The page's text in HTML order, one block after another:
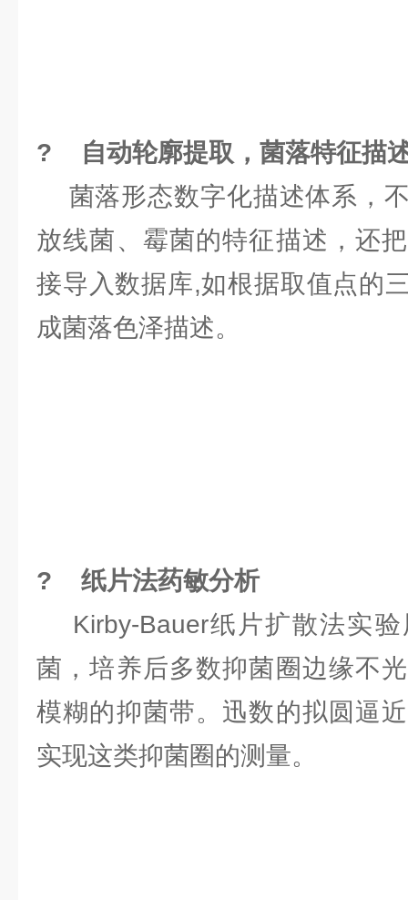
? 自动轮廓提取，菌落特征描
菌落形态数字化描述体系，
放线菌、霉菌的特征描述，还
接导入数据库,如根据取值点的
成菌落色泽描述。
? 纸片法药敏分析
Kirby-Bauer纸片扩散法实验
菌，培养后多数抑菌圈边缘不
模糊的抑菌带。迅数的拟圆逼
实现这类抑菌圈的测量。